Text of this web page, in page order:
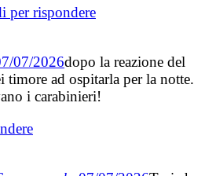
per rispondere
07/2026dopo la reazione del
timore ad ospitarla per la notte.
i carabinieri!